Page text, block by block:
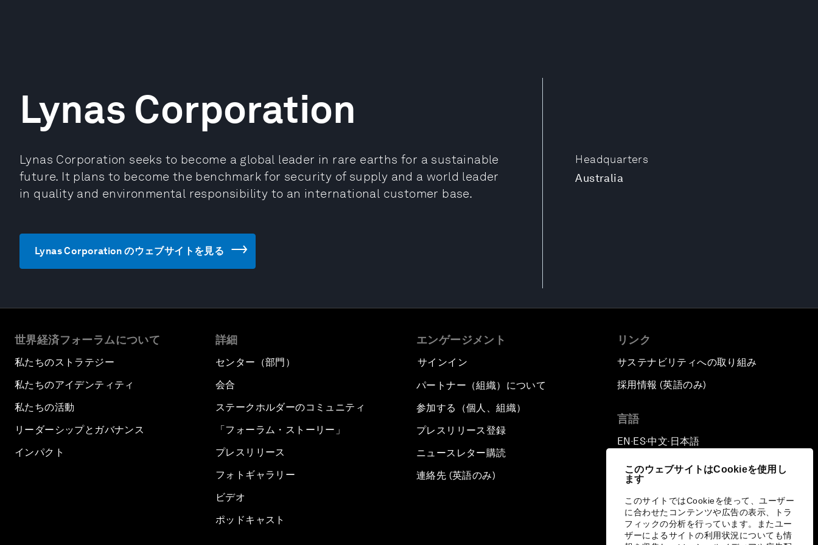
このウェブサイトはCookieを使用し
ます
このサイトではCookieを使って、ユーザー
に合わせたコンテンツや広告の表示、トラ
フィックの分析を行っています。またユー
ザーによるサイトの利用状況についても情
Headquarters
Australia
Lynas Corporation
Lynas Corporation seeks to become a global leader in rare earths for a sustainable
future. It plans to become the benchmark for security of supply and a world leader
in quality and environmental responsibility to an international customer base.
Lynas Corporation のウェブサイトを見る
世界経済フォーラムについて
私たちのストラテジー
私たちのアイデンティティ
私たちの活動
リーダーシップとガバナンス
インパクト
詳細
センター（部門）
会合
ステークホルダーのコミュニティ
「フォーラム・ストーリー」
プレスリリース
フォトギャラリー
ビデオ
ポッドキャスト
エンゲージメント
サインイン
パートナー（組織）について
参加する（個人、組織）
プレスリリース登録
ニュースレター購読
連絡先 (英語のみ)
リンク
サステナビリティへの取り組み
採用情報 (英語のみ)
言語
EN ▪ES▪中文▪ 日本語